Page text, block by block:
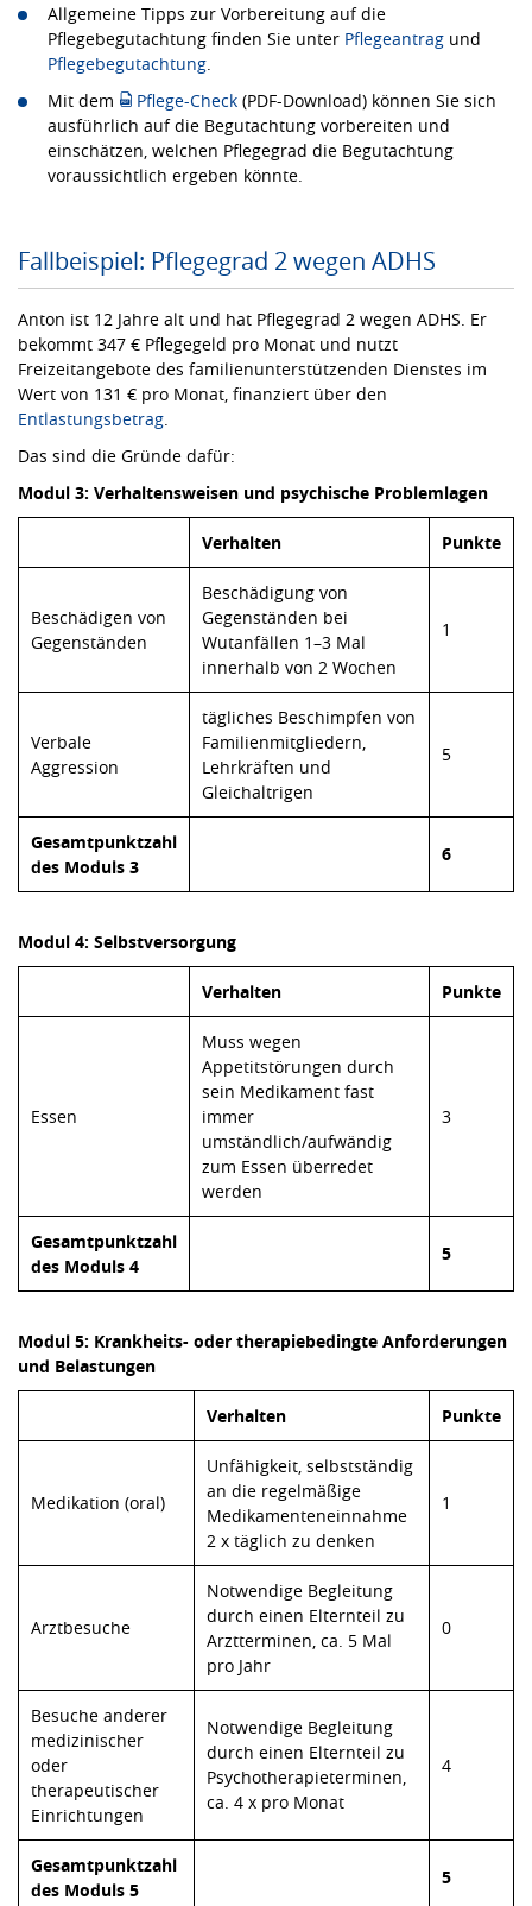
Allgemeine Tipps zur Vorbereitung auf die
Pflegebegutachtung finden Sie unter Pflegeantrag und
Pflegebegutachtung
Mit dem
Pflege-Check (PDF-Download) können Sie sich
ausführlich auf die Begutachtung vorbereiten und
einschätzen, welchen Pflegegrad die Begutachtung
voraussichtlich ergeben könnte.
Fallbeispiel: Pflegegrad 2 wegen ADHS
Anton ist 12 Jahre alt und hat Pflegegrad 2 wegen ADHS. Er
bekommt 347 € Pflegegeld pro Monat und nutzt
Freizeitangebote des familienunterstützenden Dienstes im
Wert von 131 € pro Monat, finanziert über den
Entlastungsbetrag
Das sind die Gründe dafür:
Modul 3: Verhaltensweisen und psychische Problemlagen
Verhalten Punkte
Beschädigen von
Gegenständen
Beschädigung von
Gegenständen bei
Wutanfällen 1–3 Mal
innerhalb von 2 Wochen
1
Verbale
Aggression
tägliches Beschimpfen von
Familienmitgliedern,
Lehrkräften und
Gleichaltrigen
5
Gesamtpunktzahl
des Moduls 3
6
Modul 4: Selbstversorgung
Verhalten Punkte
Essen
Muss wegen
Appetitstörungen durch
sein Medikament fast
immer
umständlich/aufwändig
zum Essen überredet
werden
3
Gesamtpunktzahl
des Moduls 4
5
Modul 5: Krankheits- oder therapiebedingte Anforderungen
und Belastungen
Verhalten Punkte
Medikation (oral)
Unfähigkeit, selbstständig
an die regelmäßige
Medikamenteneinnahme
2 x täglich zu denken
1
Arztbesuche
Notwendige Begleitung
durch einen Elternteil zu
Arztterminen, ca. 5 Mal
pro Jahr
0
Besuche anderer
medizinischer
oder
therapeutischer
Einrichtungen
Notwendige Begleitung
durch einen Elternteil zu
Psychotherapieterminen,
ca. 4 x pro Monat
4
Gesamtpunktzahl
des Moduls 5
5